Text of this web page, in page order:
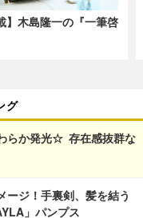
】木島隆一の『一筆啓
グ
らか発光☆ 存在感抜群な
ージ！手裏剣、髪を結う
」パンプス